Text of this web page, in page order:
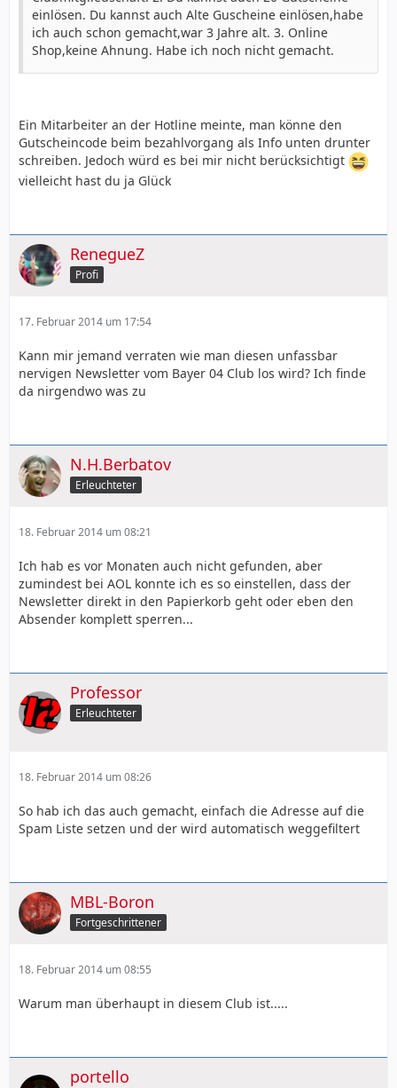
einlösen. Du kannst auch Alte Guscheine einlösen,habe
ich auch schon gemacht,war 3 Jahre alt. 3. Online
Shop,keine Ahnung. Habe ich noch nicht gemacht.
Ein Mitarbeiter an der Hotline meinte, man könne den
Gutscheincode beim bezahlvorgang als Info unten drunter
schreiben. Jedoch würd es bei mir nicht berücksichtigt
vielleicht hast du ja Glück
RenegueZ
Profi
17. Februar 2014 um 17:54
Kann mir jemand verraten wie man diesen unfassbar
nervigen Newsletter vom Bayer 04 Club los wird? Ich finde
da nirgendwo was zu
N.H.Berbatov
Erleuchteter
18. Februar 2014 um 08:21
Ich hab es vor Monaten auch nicht gefunden, aber
zumindest bei AOL konnte ich es so einstellen, dass der
Newsletter direkt in den Papierkorb geht oder eben den
Absender komplett sperren...
Professor
Erleuchteter
18. Februar 2014 um 08:26
So hab ich das auch gemacht, einfach die Adresse auf die
Spam Liste setzen und der wird automatisch weggefiltert
MBL-Boron
Fortgeschrittener
18. Februar 2014 um 08:55
Warum man überhaupt in diesem Club ist.....
portello